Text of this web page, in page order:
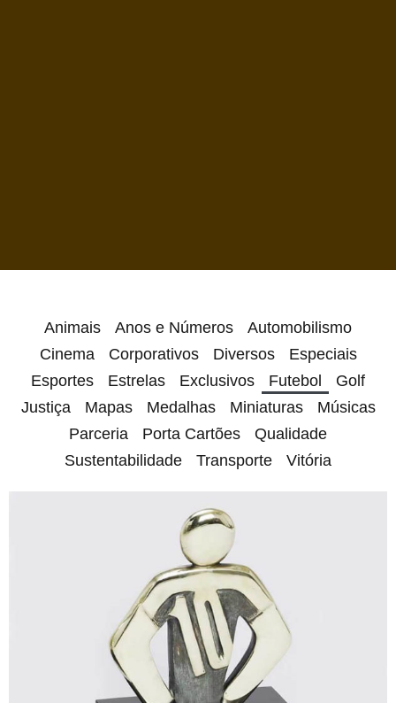
Animais Anos e Números
Automobilismo
Cinema
Corporativos Diversos
Especiais
Esportes
Estrelas Exclusivos Futebol
Golf
Justiça
Mapas Medalhas Miniaturas
Músicas
Parceria
Porta Cartões
Qualidade
Sustentabilidade
Transporte Vitória